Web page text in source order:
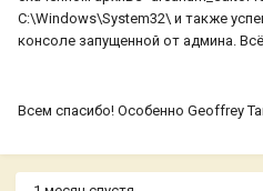
C:\Windows\System32\ и также
консоле запущенной от админа.
Всем спасибо! Особенно Geoffrey